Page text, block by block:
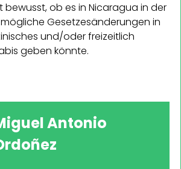
bewusst, ob es in Nicaragua in der
Gesetzesänderungen in
und/oder freizeitlich
geben könnte.
Antonio